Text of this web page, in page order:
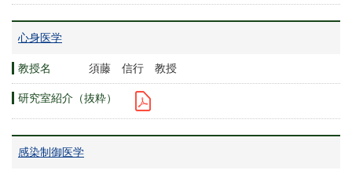
心身医学
須藤 信行 教授
感染制御医学